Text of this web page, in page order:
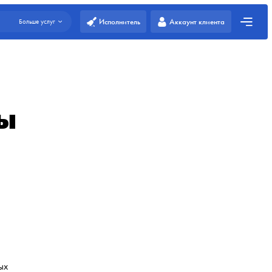
Больше услуг Исполнитель Аккаунт клиента